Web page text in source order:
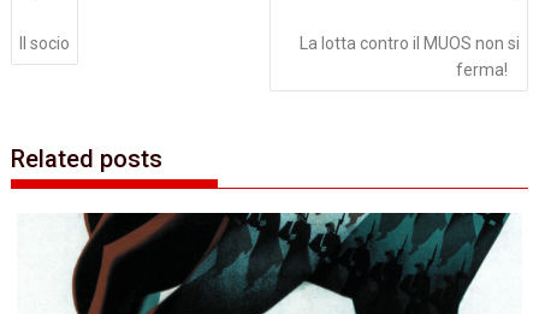
Il socio
La lotta contro il MUOS non si
ferma!
Related posts